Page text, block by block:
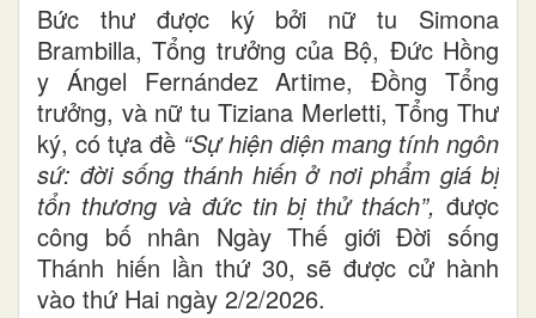
Bức thư được ký bởi nữ tu Simona
Brambilla, Tổng trưởng của Bộ, Đức Hồng
y Ángel Fernández Artime, Đồng Tổng
trưởng, và nữ tu Tiziana Merletti, Tổng Thư
ký, có tựa đề “Sự hiện diện mang tính ngôn
sứ: đời sống thánh hiến ở nơi phẩm giá bị
tổn thương và đức tin bị thử thách”, được
công bố nhân Ngày Thế giới Đời sống
Thánh hiến lần thứ 30, sẽ được cử hành
vào thứ Hai ngày 2/2/2026.